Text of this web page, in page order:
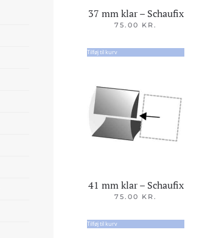
37 mm klar – Schaufix
75.00 KR.
Tilføj til kurv
41 mm klar – Schaufix
75.00 KR.
Tilføj til kurv